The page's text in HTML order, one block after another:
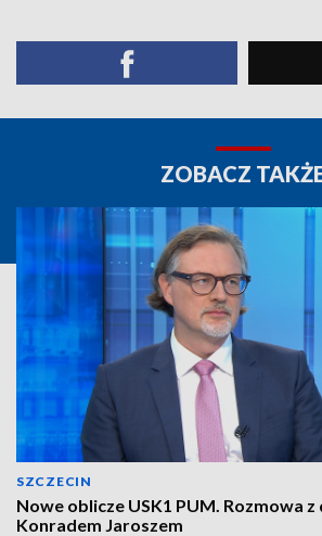
ZOBACZ
SZCZECIN
Nowe oblicze USK1 PUM. Rozmowa z
Konradem Jaroszem